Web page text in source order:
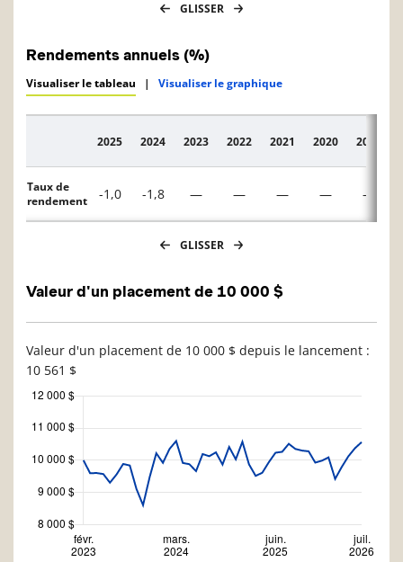
GLISSER
Rendements annuels (%)
Visualiser le tableau | Visualiser le graphique
Description
2025 2024 2023 2022 2021 2020 2019
Taux de
rendement
-1,0 -1,8 — — — — —
GLISSER
Valeur d'un placement de 10 000 $
Valeur d'un placement de 10 000 $ depuis le lancement :
10 561 $